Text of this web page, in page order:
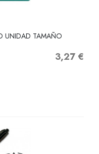
UNIDAD TAMAÑO
Precio
3,27 €